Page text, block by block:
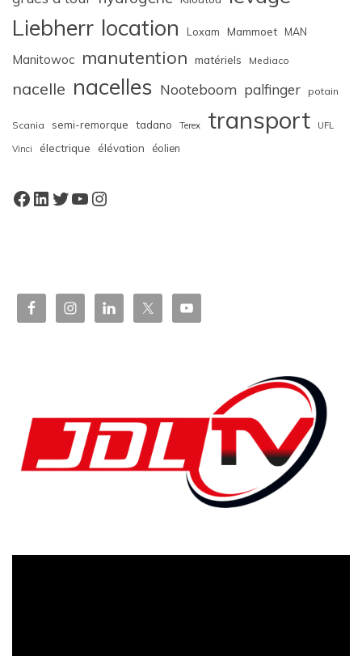
Liebherr location Loxam Mammoet MAN
Manitowoc manutention matériels Mediaco
nacelle nacelles Nooteboom palfinger potain
Scania semi-remorque tadano Terex transport UFL
Vinci électrique élévation éolien
Facebook
LinkedIn
Twitter
YouTube
Instagram